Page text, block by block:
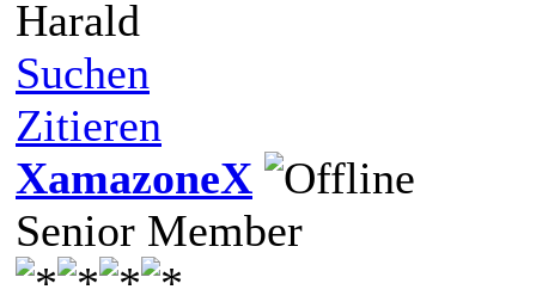
Harald
Suchen
Zitieren
XamazoneX
Senior Member